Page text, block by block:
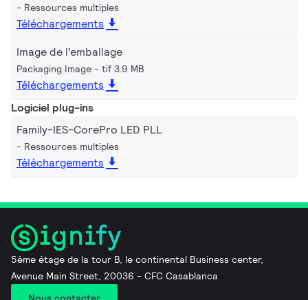
Ressources multiples
Téléchargements
Image de l’emballage
Packaging Image tif 3.9 MB
Téléchargements
Logiciel plug-ins
Family-IES-CorePro LED PLL
Ressources multiples
Téléchargements
5ème étage de la tour B, le continental Business center,
Avenue Main Street, 20036 - CFC Casablanca